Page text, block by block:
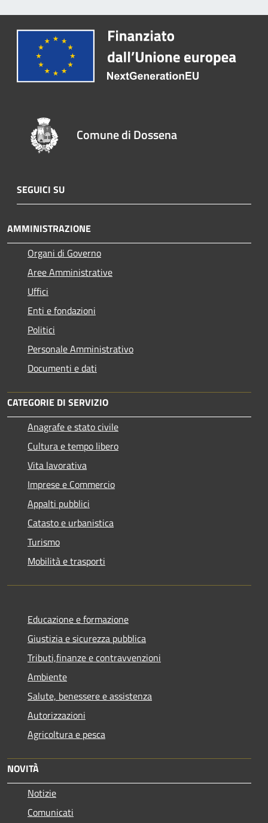
Comune di Dossena
SEGUICI SU
AMMINISTRAZIONE
Organi di Governo
Aree Amministrative
Uffici
Enti e fondazioni
Politici
Personale Amministrativo
Documenti e dati
CATEGORIE DI SERVIZIO
Anagrafe e stato civile
Cultura e tempo libero
Vita lavorativa
Imprese e Commercio
Appalti pubblici
Catasto e urbanistica
Turismo
Mobilità e trasporti
Educazione e formazione
Giustizia e sicurezza pubblica
Tributi,finanze e contravvenzioni
Ambiente
Salute, benessere e assistenza
Autorizzazioni
Agricoltura e pesca
NOVITÀ
Notizie
Comunicati